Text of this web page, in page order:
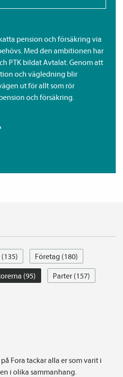
pension och försäkring via
Med den ambitionen har
PTK bildat Avtalat. Genom att
och vägledning blir
ut för allt som rör
och försäkring.
Företag (180)
(95)
Parter (157)
Fora tackar alla er som varit i
i olika sammanhang.